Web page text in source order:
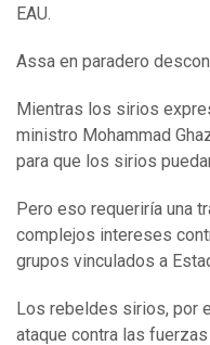
EAU.
Assa en paradero
Mientras los sirios
ministro Mohammad
para que los sirios
Pero eso requeriría una
complejos intereses
grupos vinculados a
Los rebeldes sirios, por
ataque contra las